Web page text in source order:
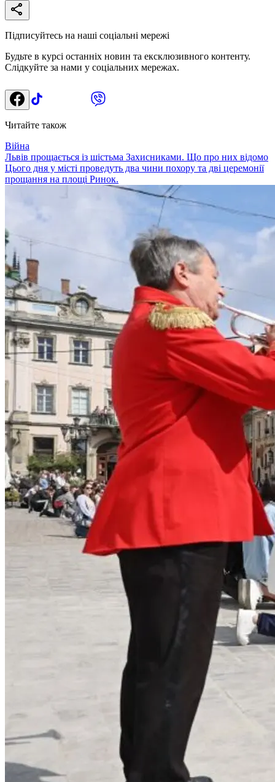
Підписуйтесь на наші соціальні мережі
Будьте в курсі останніх новин та ексклюзивного контенту.
Слідкуйте за нами у соціальних мережах.
Читайте також
Війна
Львів прощається із шістьма Захисниками. Що про них відомо
Цього дня у місті проведуть два чини похору та дві церемонії
прощання на площі Ринок.